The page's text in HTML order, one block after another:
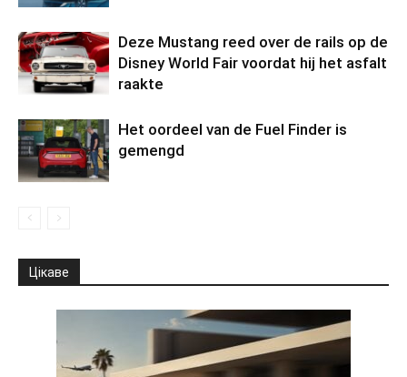
Deze Mustang reed over de rails op de
Disney World Fair voordat hij het asfalt
raakte
Het oordeel van de Fuel Finder is
gemengd
Цікаве